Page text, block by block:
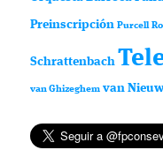
Preinscripción Purcell
Schrattenbach
van Ghizeghem van